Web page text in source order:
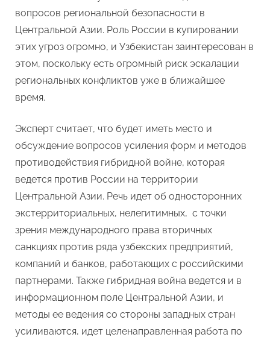
вопросов региональной безопасности в
Центральной Азии. Роль России в купировании
этих угроз огромно, и Узбекистан заинтересован в
этом, поскольку есть огромный риск эскалации
региональных конфликтов уже в ближайшее
время.
Эксперт считает, что будет иметь место и
обсуждение вопросов усиления форм и методов
противодействия гибридной войне, которая
ведется против России на территории
Центральной Азии. Речь идет об односторонних
экстерриториальных, нелегитимных, с точки
зрения международного права вторичных
санкциях против ряда узбекских предприятий,
компаний и банков, работающих с российскими
партнерами. Также гибридная война ведется и в
информационном поле Центральной Азии, и
методы ее ведения со стороны западных стран
усиливаются, идет целенаправленная работа по